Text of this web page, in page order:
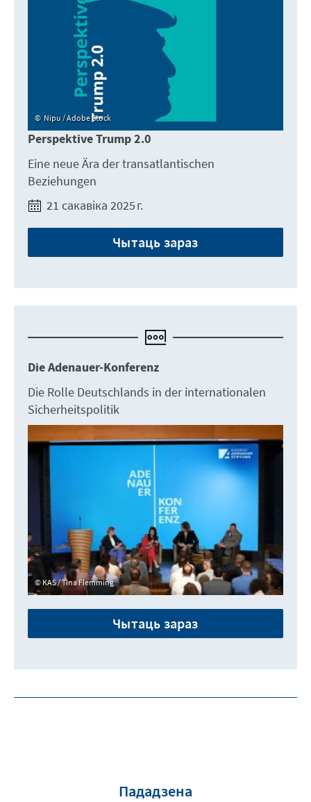
Nipu / Adobe Stock
Perspektive Trump 2.0
Eine neue Ära der transatlantischen
Beziehungen
21 сакавіка 2025 г.
Чытаць зараз
Die Adenauer-Konferenz
Die Rolle Deutschlands in der internationalen
Sicherheitspolitik
KAS / Tina Flemming
Чытаць зараз
Пададзена